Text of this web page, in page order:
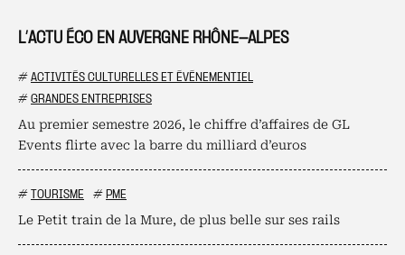
L’ACTU ÉCO EN AUVERGNE RHÔNE-ALPES
# ACTIVITÉS CULTURELLES ET ÉVÉNEMENTIEL
# GRANDES ENTREPRISES
Au premier semestre 2026, le chiffre d’affaires de GL
Events flirte avec la barre du milliard d’euros
# TOURISME # PME
Le Petit train de la Mure, de plus belle sur ses rails